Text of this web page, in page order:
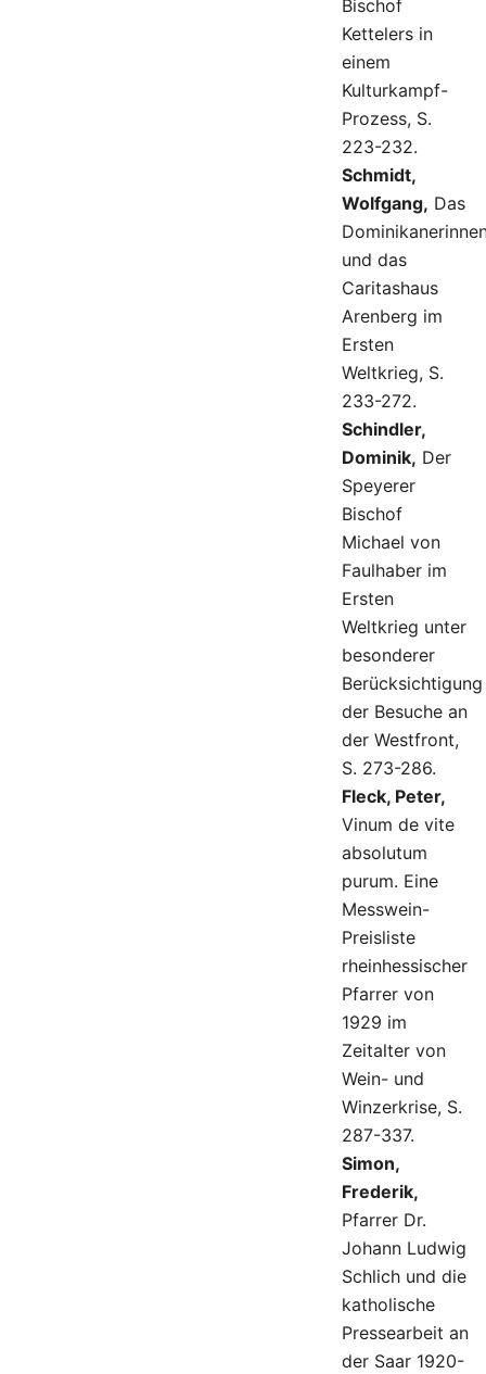
Bischof
Kettelers in
einem
Kulturkampf-
Prozess, S.
223-232.
Schmidt,
Wolfgang, Das
und das
Caritashaus
Arenberg im
Ersten
Weltkrieg, S.
233-272.
Schindler,
Dominik, Der
Speyerer
Bischof
Michael von
Faulhaber im
Ersten
Weltkrieg unter
besonderer
Berücksichtigung
der Besuche an
der Westfront,
S. 273-286.
Fleck, Peter,
Vinum de vite
absolutum
purum. Eine
Messwein-
Preisliste
rheinhessischer
Pfarrer von
1929 im
Zeitalter von
Wein- und
Winzerkrise, S.
287-337.
Simon,
Frederik,
Pfarrer Dr.
Johann Ludwig
Schlich und die
katholische
Pressearbeit an
der Saar 1920-